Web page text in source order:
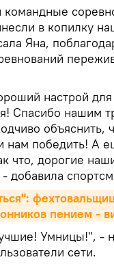
в копилку
Яна,
настрой для
Спасибо нашим
объяснить,
нам победить! А
что, дорогие
добавила
пением -
Умницы!", -
сети.